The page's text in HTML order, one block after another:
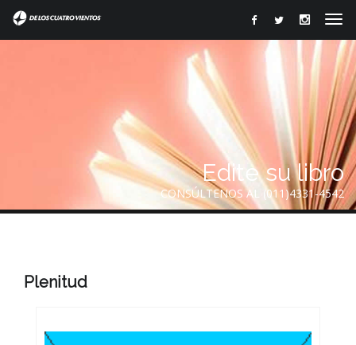
Edite su libro
CONSÚLTENOS AL (011)4331-4542
Plenitud